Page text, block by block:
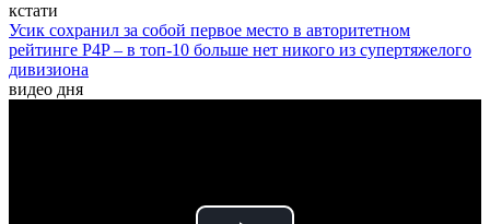
кстати
Усик сохранил за собой первое место в авторитетном
рейтинге P4P – в топ-10 больше нет никого из супертяжелого
дивизиона
видео дня